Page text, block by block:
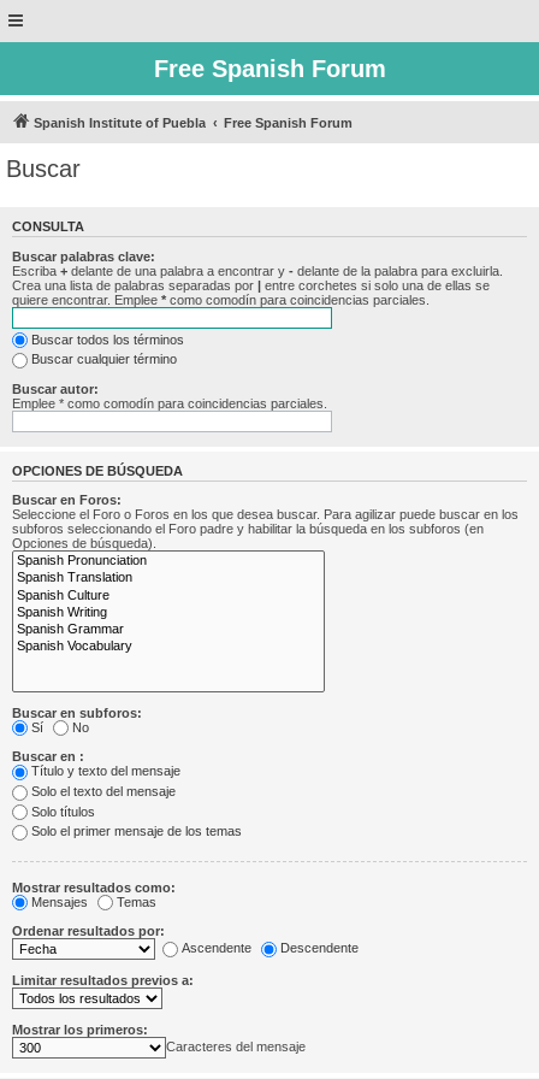
Free Spanish Forum
Spanish Institute of Puebla Free Spanish Forum
Buscar
CONSULTA
Buscar palabras clave:
Escriba + delante de una palabra a encontrar y - delante de la palabra para excluirla.
Crea una lista de palabras separadas por | entre corchetes si solo una de ellas se
quiere encontrar. Emplee * como comodín para coincidencias parciales.
Buscar todos los términos
Buscar cualquier término
Buscar autor:
Emplee * como comodín para coincidencias parciales.
OPCIONES DE BÚSQUEDA
Buscar en Foros:
Seleccione el Foro o Foros en los que desea buscar. Para agilizar puede buscar en los
subforos seleccionando el Foro padre y habilitar la búsqueda en los subforos (en
Opciones de búsqueda).
Buscar en subforos:
Sí
No
Buscar en :
Título y texto del mensaje
Solo el texto del mensaje
Solo títulos
Solo el primer mensaje de los temas
Mostrar resultados como:
Mensajes
Temas
Ordenar resultados por:
Ascendente
Descendente
Limitar resultados previos a:
Mostrar los primeros:
Caracteres del mensaje